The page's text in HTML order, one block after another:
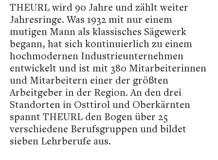
THEURL wird 90 Jahre und zählt weiter
Jahresringe. Was 1932 mit nur einem
mutigen Mann als klassisches Sägewerk
begann, hat sich kontinuierlich zu einem
hochmodernen Industrieunternehmen
entwickelt und ist mit 380 Mitarbeiterinnen
und Mitarbeitern einer der größten
Arbeitgeber in der Region. An den drei
Standorten in Osttirol und Oberkärnten
spannt THEURL den Bogen über 25
verschiedene Berufsgruppen und bildet
sieben Lehrberufe aus.